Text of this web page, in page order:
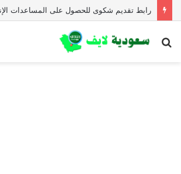
بحث